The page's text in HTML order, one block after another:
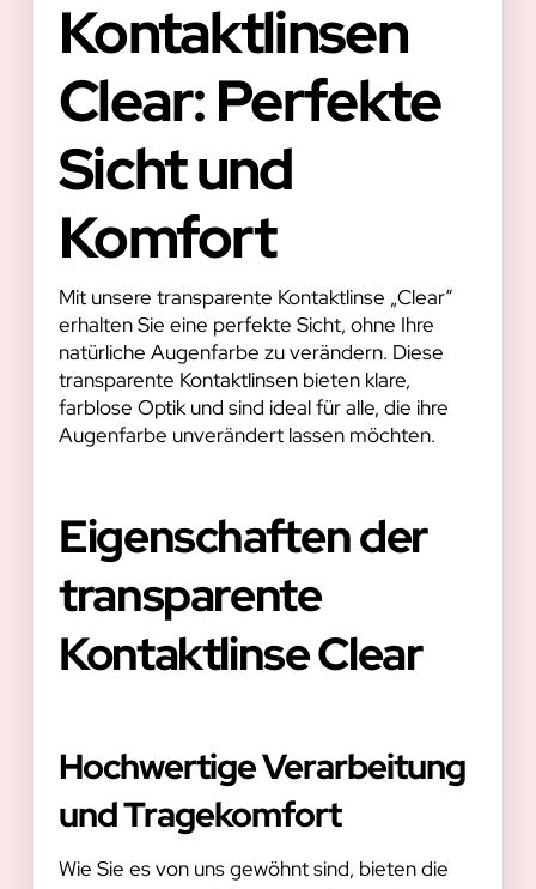
Kontaktlinsen
Clear: Perfekte
Sicht und
Komfort
Mit unsere transparente Kontaktlinse „Clear“
erhalten Sie eine perfekte Sicht, ohne Ihre
natürliche Augenfarbe zu verändern. Diese
transparente Kontaktlinsen bieten klare,
farblose Optik und sind ideal für alle, die ihre
Augenfarbe unverändert lassen möchten.
Eigenschaften der
transparente
Kontaktlinse Clear
Hochwertige Verarbeitung
und Tragekomfort
Wie Sie es von uns gewöhnt sind, bieten die